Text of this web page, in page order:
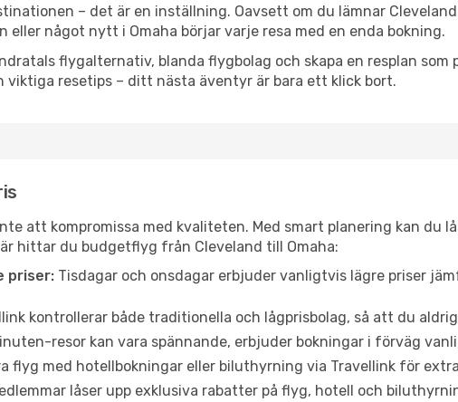
– det är en inställning. Oavsett om du lämnar
eller något nytt i Omaha börjar varje resa med en enda bokning.
flygalternativ, blanda flygbolag och skapa en resplan som
viktiga resetips – ditt nästa äventyr är bara ett klick bort.
att kompromissa med kvaliteten. Med smart planering kan du
hittar du budgetflyg från Cleveland till Omaha:
priser: Tisdagar och onsdagar erbjuder vanligtvis lägre priser
kontrollerar både traditionella och lågprisbolag, så att du
resor kan vara spännande, erbjuder bokningar i förväg
flyg med hotellbokningar eller biluthyrning via Travellink för
låser upp exklusiva rabatter på flyg, hotell och